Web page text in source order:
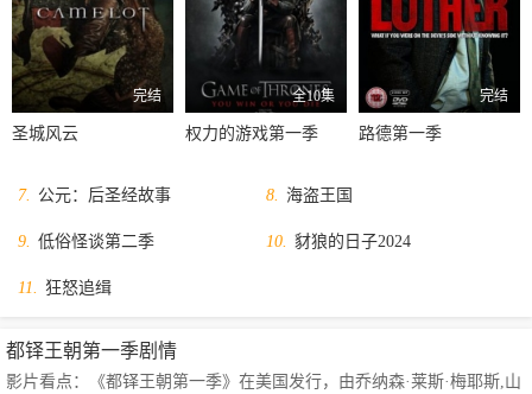
完结
圣城风云
全10集
权力的游戏第一季
完结
路德第一季
7. 公元：后圣经故事 8. 海盗王国
9. 低俗怪谈第二季 10. 豺狼的日子2024
11. 狂怒追缉
都铎王朝第一季剧情
影片看点：《都铎王朝第一季》在美国发行，由乔纳森·莱斯·梅耶斯,山